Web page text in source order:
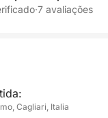
algumas das áreas
que caracterizam
você terá a
·7 avaliações
Cagliari, Italia